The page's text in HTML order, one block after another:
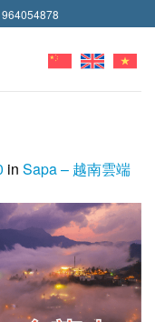
in Sapa – 越南雲端